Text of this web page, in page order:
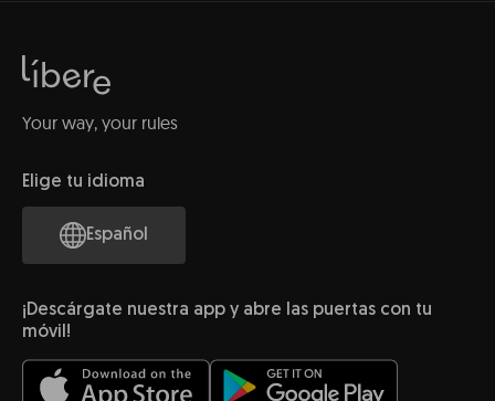
Your way, your rules
Elige tu idioma
Español
¡Descárgate nuestra app y abre las puertas con tu
móvil!